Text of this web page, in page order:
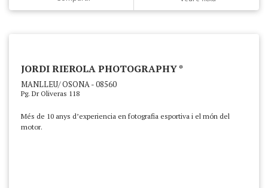
JORDI RIEROLA PHOTOGRAPHY *
MANLLEU/ OSONA - 08560
Pg. Dr Oliveras 118
Més de 10 anys d’experiencia en fotografia esportiva i el món del
motor.